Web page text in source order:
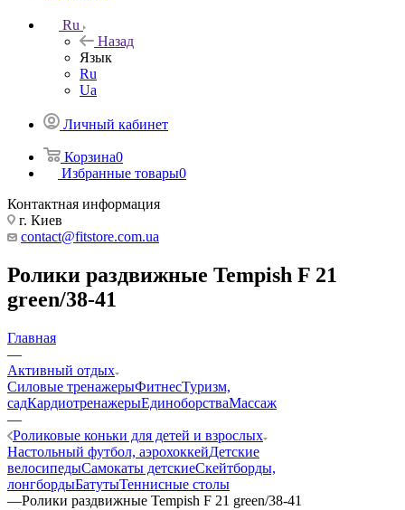
Ru
Назад
Язык
Ru
Ua
Личный кабинет
Корзина0
Избранные товары0
Контактная информация
г. Киев
contact@fitstore.com.ua
Ролики раздвижные Tempish F 21
green/38-41
Главная
—
Активный отдых
Силовые тренажерыФитнесТуризм,
садКардиотренажерыЕдиноборстваМассаж
—
Роликовые коньки для детей и взрослых
Настольный футбол, аэрохоккейДетские
велосипедыСамокаты детскиеСкейтборды,
лонгбордыБатутыТеннисные столы
—Ролики раздвижные Tempish F 21 green/38-41